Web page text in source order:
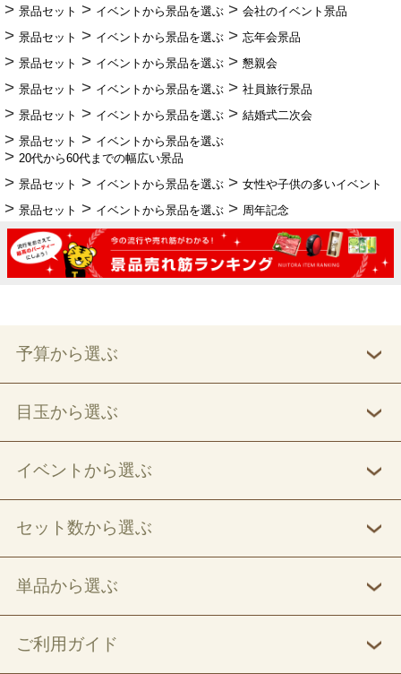
景品セット
イベントから景品を選ぶ
会社のイベント景品
景品セット
イベントから景品を選ぶ
忘年会景品
景品セット
イベントから景品を選ぶ
懇親会
景品セット
イベントから景品を選ぶ
社員旅行景品
景品セット
イベントから景品を選ぶ
結婚式二次会
景品セット
イベントから景品を選ぶ
20代から60代までの幅広い景品
景品セット
イベントから景品を選ぶ
女性や子供の多いイベント
景品セット
イベントから景品を選ぶ 周年記念
予算から選ぶ
目玉から選ぶ
イベントから選ぶ
セット数から選ぶ
単品から選ぶ
ご利用ガイド